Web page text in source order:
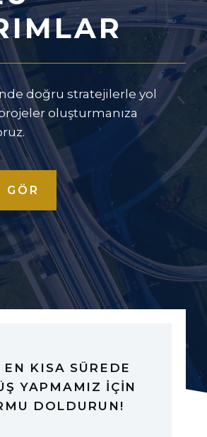
doğru stratejilerle yol
oluşturmanıza
EN KISA SÜREDE
YAPMAMIZ İÇİN
DOLDURUN!